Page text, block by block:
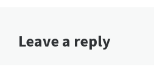
Leave a reply